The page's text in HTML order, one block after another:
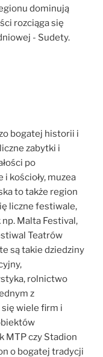
dominują
rozciąga się
- Sudety.
bogatej historii i
zabytki i
po
i kościoły, muzea
to także region
liczne festiwale,
Malta Festival,
Teatrów
są takie dziedziny
rolnictwo
z
wiele firm i
MTP czy Stadion
o bogatej tradycji